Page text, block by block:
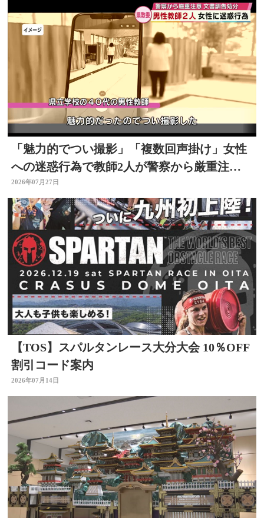
「魅力的でつい撮影」「複数回声掛け」女性
への迷惑行為で教師2人が警察から厳重注
意 文書訓告に 大分
2026年07月27日
【TOS】スパルタンレース大分大会 10％OFF
割引コード案内
2026年07月14日